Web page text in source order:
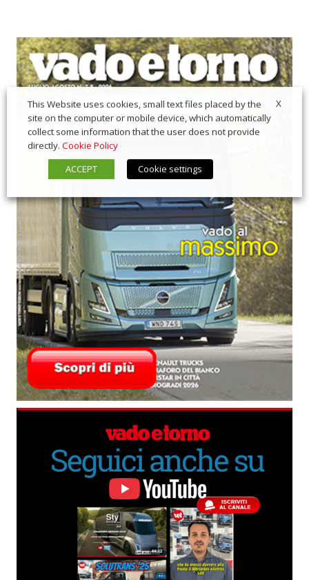
X
This Website uses cookies, small text files placed by the
site on the computer or mobile device, which automatically
collect some information that the user does not provide
directly. Cookie Policy
ACCEPT
Cookie settings